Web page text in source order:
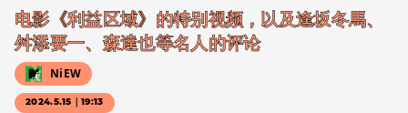
电影《利益区域》的特别视频，以及逢坂冬馬、
舛添要一、森達也等名人的评论
NiEW
2024.5.15｜19:13